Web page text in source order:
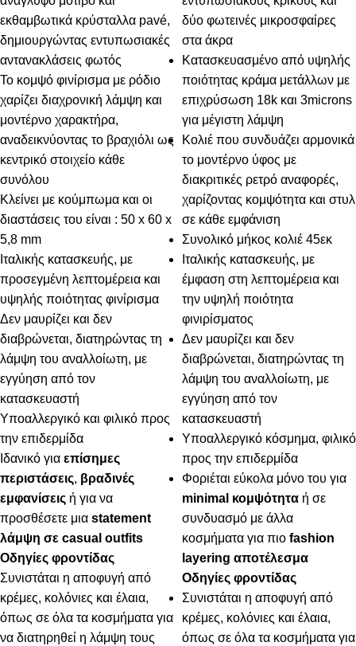
εκθαμβωτικά κρύσταλλα pavé,
δημιουργώντας εντυπωσιακές
αντανακλάσεις φωτός
Το κομψό φινίρισμα με ρόδιο
χαρίζει διαχρονική λάμψη και
μοντέρνο χαρακτήρα,
αναδεικνύοντας το βραχιόλι ως
κεντρικό στοιχείο κάθε
συνόλου
Κλείνει με κούμπωμα και οι
διαστάσεις του είναι : 50 x 60 x
5,8 mm
Ιταλικής κατασκευής, με
προσεγμένη λεπτομέρεια και
υψηλής ποιότητας φινίρισμα
Δεν μαυρίζει και δεν
διαβρώνεται, διατηρώντας τη
λάμψη του αναλλοίωτη, με
εγγύηση από τον
κατασκευαστή
Υποαλλεργικό και φιλικό προς
την επιδερμίδα
Ιδανικό για επίσημες
περιστάσεις, βραδινές
εμφανίσεις ή για να
προσθέσετε μια statement
λάμψη σε casual outfits
Οδηγίες φροντίδας
Συνιστάται η αποφυγή από
κρέμες, κολόνιες και έλαια,
όπως σε όλα τα κοσμήματα για
να διατηρηθεί η λάμψη τους
δύο φωτεινές μικροσφαίρες
στα άκρα
Κατασκευασμένο από υψηλής
ποιότητας κράμα μετάλλων με
επιχρύσωση 18k και 3microns
για μέγιστη λάμψη
Κολιέ που συνδυάζει αρμονικά
το μοντέρνο ύφος με
διακριτικές ρετρό αναφορές,
χαρίζοντας κομψότητα και στυλ
σε κάθε εμφάνιση
Συνολικό μήκος κολιέ 45εκ
Ιταλικής κατασκευής, με
έμφαση στη λεπτομέρεια και
την υψηλή ποιότητα
φινιρίσματος
Δεν μαυρίζει και δεν
διαβρώνεται, διατηρώντας τη
λάμψη του αναλλοίωτη, με
εγγύηση από τον
κατασκευαστή
Υποαλλεργικό κόσμημα, φιλικό
προς την επιδερμίδα
Φοριέται εύκολα μόνο του για
minimal κομψότητα ή σε
συνδυασμό με άλλα
κοσμήματα για πιο fashion
layering αποτέλεσμα
Οδηγίες φροντίδας
Συνιστάται η αποφυγή από
κρέμες, κολόνιες και έλαια,
όπως σε όλα τα κοσμήματα για